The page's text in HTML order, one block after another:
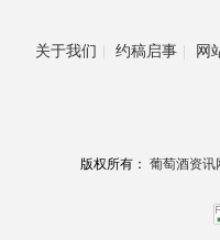
关于我们 | 约稿启事 | 网
版权所有： 葡萄酒资讯